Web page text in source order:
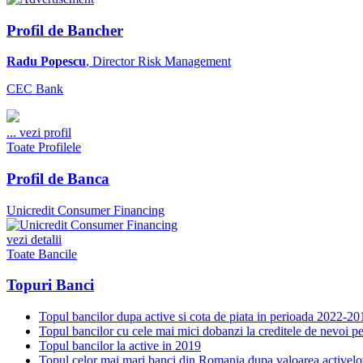
Profil de Bancher
Radu Popescu, Director Risk Management
CEC Bank
... vezi profil
Toate Profilele
Profil de Banca
Unicredit Consumer Financing
vezi detalii
Toate Bancile
Topuri Banci
Topul bancilor dupa active si cota de piata in perioada 2022-
Topul bancilor cu cele mai mici dobanzi la creditele de nevoi
Topul bancilor la active in 2019